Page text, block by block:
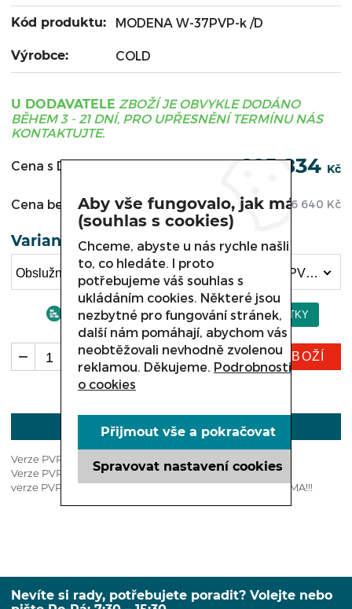
Kód produktu: MODENA W-37PVP-k /D
Výrobce: COLD
U DODAVATELE ZBOŽÍ JE OBVYKLE DODÁNO
BĚHEM 3 - 21 DNÍ, PRO UPŘESNĚNÍ TERMÍNU NÁS
KONTAKTUJTE.
Cena s DPH: 225 834 Kč
Cena bez DPH: 186 640 Kč
Varianta
Obslužná chladicí vitrína COLD MODENA , W-37PVP-k /D délka 3840 mm (225 834 Kč)
ks KOUPIT ZBOŽÍ
POPIS
Verze PVP-k - nerezový úložný chlazený prostor
Verze PVP-k-GN - doplněna o stojan pro gastronádoby
verze PVPk-D - nerez. úl. prostor + dřev. opláštění ZDARMA!!!
Nevíte si rady, potřebujete poradit? Volejte nebo
Aby vše fungovalo, jak má
(souhlas s cookies)
Chceme, abyste u nás rychle našli
to, co hledáte. I proto
potřebujeme váš souhlas s
ukládáním cookies. Některé jsou
nezbytné pro fungování stránek,
další nám pomáhají, abychom vás
neobtěžovali nevhodně zvolenou
reklamou. Děkujeme. Podrobnosti
o cookies
Spravovat nastavení cookies
Přijmout vše a pokračovat